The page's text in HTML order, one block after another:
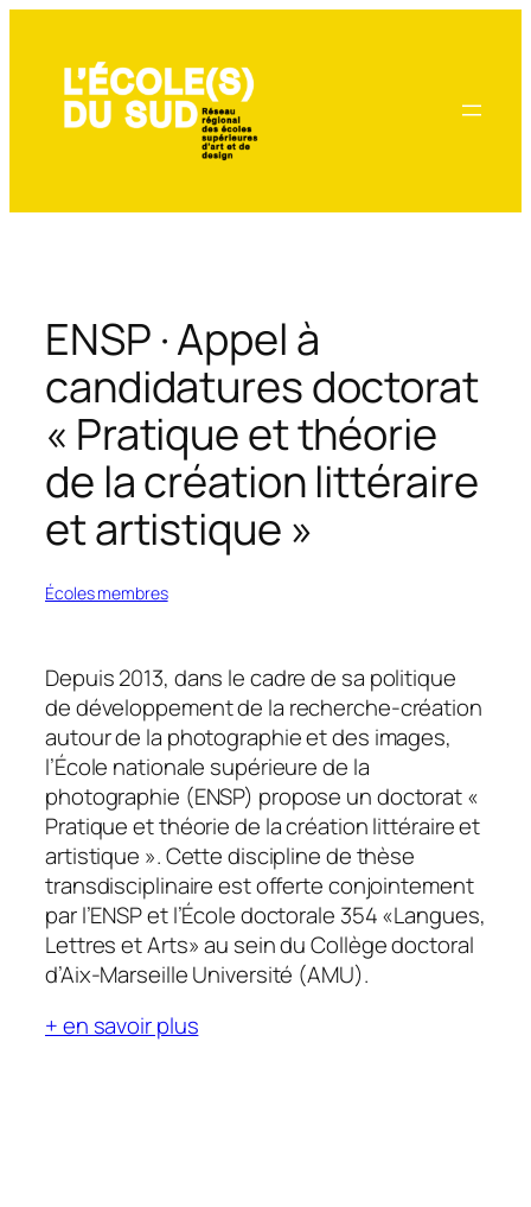
contenu
ENSP · Appel à
candidatures doctorat
« Pratique et théorie
de la création littéraire
et artistique »
Écoles membres
Depuis 2013, dans le cadre de sa politique
de développement de la recherche-création
autour de la photographie et des images,
l’École nationale supérieure de la
photographie (ENSP) propose un doctorat «
Pratique et théorie de la création littéraire et
artistique ». Cette discipline de thèse
transdisciplinaire est offerte conjointement
par l’ENSP et l’École doctorale 354 «Langues,
Lettres et Arts» au sein du Collège doctoral
d’Aix-Marseille Université (AMU).
+ en savoir plus